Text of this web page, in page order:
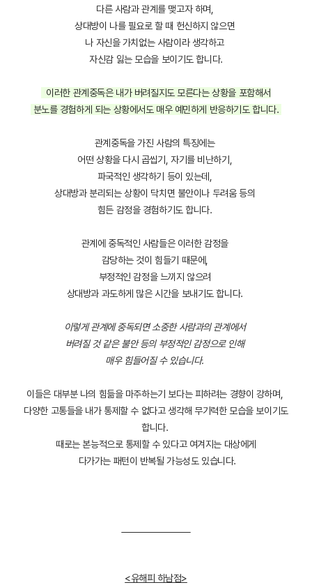
다른 사람과 관계를 맺고자 하며,
상대방이 나를 필요로 할 때 헌신하지 않으면
나 자신을 가치없는 사람이라 생각하고
자신감 잃는 모습을 보이기도 합니다.
이러한 관계중독은 내가 버려질지도 모른다는 상황을 포함해서
분노를 경험하게 되는 상황에서도 매우 예민하게 반응하기도 합니다.
관계중독을 가진 사람의 특징에는
어떤 상황을 다시 곱씹기, 자기를 비난하기,
파국적인 생각하기 등이 있는데,
상대방과 분리되는 상황이 닥치면 불안이나 두려움 등의
힘든 감정을 경험하기도 합니다.
관계에 중독적인 사람들은 이러한 감정을
감당하는 것이 힘들기 때문에,
부정적인 감정을 느끼지 않으려
상대방과 과도하게 많은 시간을 보내기도 합니다.
이렇게 관계에 중독되면 소중한 사람과의 관계에서
버려질 것 같은 불안 등의 부정적인 감정으로 인해
매우 힘들어질 수 있습니다.
이들은 대부분 나의 힘듦을 마주하는기 보다는 피하려는 경향이 강하며,
다양한 고통들을 내가 통제할 수 없다고 생각해 무기력한 모습을 보이기도
합니다.
때로는 본능적으로 통제할 수 있다고 여겨지는 대상에게
다가가는 패턴이 반복될 가능성도 있습니다.
<유해피 하남점>